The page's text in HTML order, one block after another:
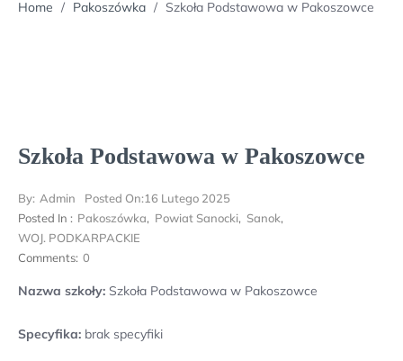
Home / Pakoszówka / Szkoła Podstawowa w Pakoszowce
Szkoła Podstawowa w Pakoszowce
By: Admin Posted On:16 Lutego 2025
Posted In : Pakoszówka, Powiat Sanocki, Sanok,
WOJ. PODKARPACKIE
Comments: 0
Nazwa szkoły: Szkoła Podstawowa w Pakoszowce
Specyfika: brak specyfiki